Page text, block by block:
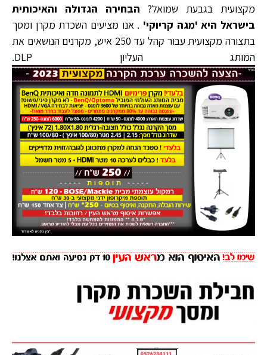
מקצועית בגבעת שמואל? הבחירה הגדולה והאיכותית
בישראל היא 'מגה קריוקי' . אנו מציעים השכרת מקרן ומסך
בתצורה מקצועית עבור קהל עד 250 איש, מקרנים הנושאים את
המותג העליון DLP.